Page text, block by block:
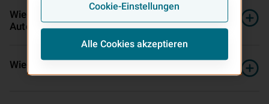
Wie kann ich bis zu 30 Prozent bei der
Autoversicherung sparen?
Wie verhalte ich mich nach einem Unfall?
Cookie-Einstellungen
Alle Cookies akzeptieren